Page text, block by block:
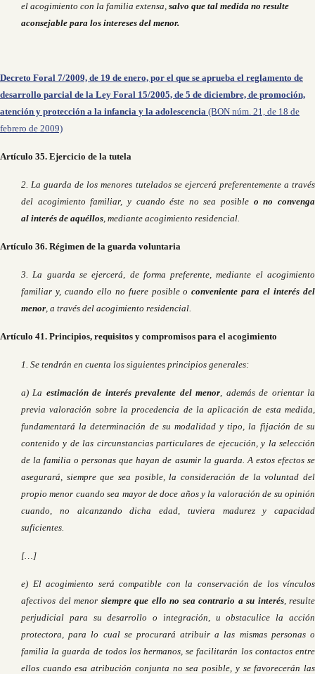
el acogimiento con la familia extensa, salvo que tal medida no resulte
aconsejable para los intereses del menor.
Decreto Foral 7/2009, de 19 de enero, por el que se aprueba el reglamento de
desarrollo parcial de la Ley Foral 15/2005, de 5 de diciembre, de promoción,
atención y protección a la infancia y la adolescencia (BON núm. 21, de 18 de
febrero de 2009)
Artículo 35. Ejercicio de la tutela
2. La guarda de los menores tutelados se ejercerá preferentemente a través
del acogimiento familiar, y cuando éste no sea posible o no convenga
al interés de aquéllos, mediante acogimiento residencial.
Artículo 36. Régimen de la guarda voluntaria
3. La guarda se ejercerá, de forma preferente, mediante el acogimiento
familiar y, cuando ello no fuere posible oconveniente para el interés del
menor, a través del acogimiento residencial.
Artículo 41. Principios, requisitos y compromisos para el acogimiento
1. Se tendrán en cuenta los siguientes principios generales:
a) La estimación de interés prevalente del menor, además de orientar la
previa valoración sobre la procedencia de la aplicación de esta medida,
fundamentará la determinación de su modalidad y tipo, la fijación de su
contenido y de las circunstancias particulares de ejecución, y la selección
de la familia o personas que hayan de asumir la guarda. A estos efectos se
asegurará, siempre que sea posible, la consideración de la voluntad del
propio menor cuando sea mayor de doce años y la valoración de su opinión
cuando, no alcanzando dicha edad, tuviera madurez y capacidad
suficientes.
[…]
e) El acogimiento será compatible con la conservación de los vínculos
afectivos del menor siempre que ello no sea contrario a su interés, resulte
perjudicial para su desarrollo o integración, u obstaculice la acción
protectora, para lo cual se procurará atribuir a las mismas personas o
familia la guarda de todos los hermanos, se facilitarán los contactos entre
ellos cuando esa atribución conjunta no sea posible, y se favorecerán las